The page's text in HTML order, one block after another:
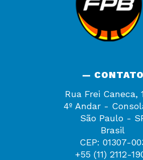
— CONTATO
Rua Frei Caneca,
4º Andar -
São Paulo -
Brasil
CEP: 01307-
+55 (11) 2112-